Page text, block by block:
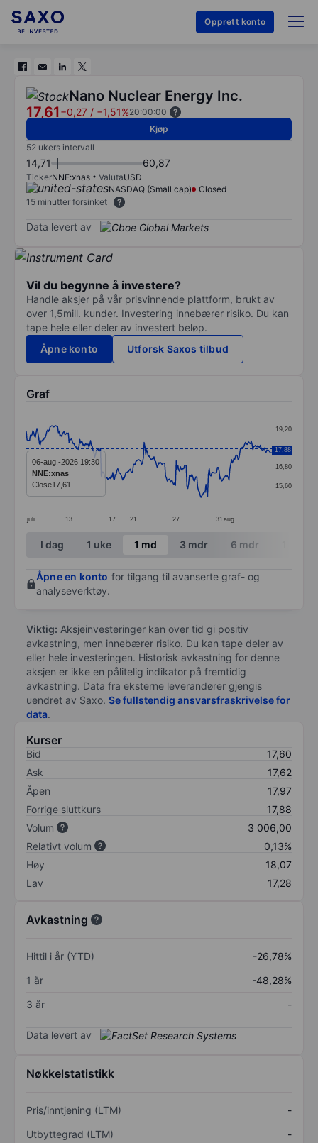
Opprett konto
Nano Nuclear Energy Inc.
17,61−0,27 / −1,51%20:00:00
Kjøp
52 ukers intervall
14,71 60,87
TickerNNE:xnas ValutaUSD
NASDAQ (Small cap)
Closed
15 minutter forsinket
Data levert av
Vil du begynne å investere?
Handle aksjer på vår prisvinnende plattform, brukt av
over 1,5mill. kunder. Investering innebærer risiko. Du kan
tape hele eller deler av investert beløp.
Åpne konto
Utforsk Saxos tilbud
Graf
Line chart with 299 data points.
The chart has 1 X axis displaying categories.
The chart has 1 Y axis displaying values. Data
juli 13 17 21 27 31 aug.
15,60
16,80
18,00
19,20
17,88
06-aug.-2026 19:30
NNE:xnas
Close17,61
End of interactive chart.
I dag 1 uke 1 md 3 mdr 6 mdr
Åpne en konto for tilgang til avanserte graf- og
analyseverktøy.
Viktig: Aksjeinvesteringer kan over tid gi positiv
avkastning, men innebærer risiko. Du kan tape deler av
eller hele investeringen. Historisk avkastning for denne
aksjen er ikke en pålitelig indikator på fremtidig
avkastning. Data fra eksterne leverandører gjengis
uendret av Saxo. Se fullstendig ansvarsfraskrivelse for
data.
Kurser
Bid
17,60
Ask
17,62
Åpen
17,97
Forrige sluttkurs
17,88
Volum
3 006,00
Relativt volum
0,13%
Høy
18,07
Lav
17,28
Avkastning
Hittil i år (YTD)
-26,78%
1 år
-48,28%
3 år
-
Data levert av
Nøkkelstatistikk
Pris/inntjening (LTM)
-
Utbyttegrad (LTM)
-